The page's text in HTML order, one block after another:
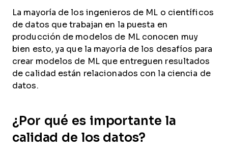
La mayoría de los ingenieros de ML o científicos
de datos que trabajan en la puesta en
producción de modelos de ML conocen muy
bien esto, ya que la mayoría de los desafíos para
crear modelos de ML que entreguen resultados
de calidad están relacionados con la ciencia de
datos.
¿Por qué es importante la
calidad de los datos?